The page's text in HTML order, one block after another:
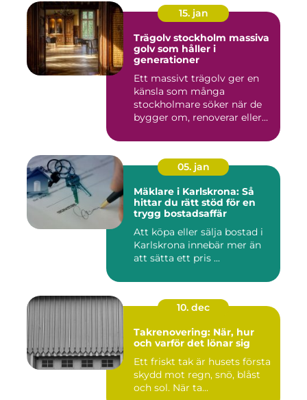
15. jan
Trägolv stockholm massiva
golv som håller i
generationer
Ett massivt trägolv ger en
känsla som många
stockholmare söker när de
bygger om, renoverar eller
05. jan
Mäklare i Karlskrona: Så
hittar du rätt stöd för en
trygg bostadsaffär
Att köpa eller sälja bostad i
Karlskrona innebär mer än
att sätta ett pris ...
10. dec
Takrenovering: När, hur
och varför det lönar sig
Ett friskt tak är husets första
skydd mot regn, snö, blåst
och sol. När ta...